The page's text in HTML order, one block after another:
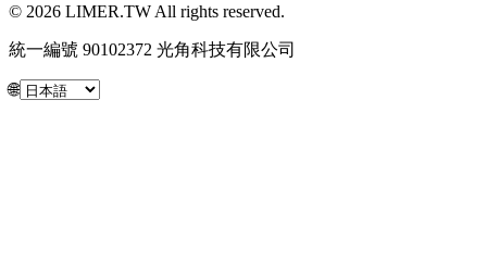
© 2026 LIMER.TW All rights reserved.
統一編號 90102372 光角科技有限公司
🌐